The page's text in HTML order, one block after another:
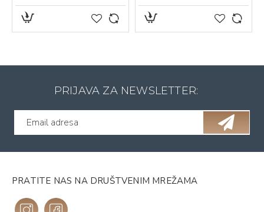
PRIJAVA ZA NEWSLETTER:
PRATITE NAS NA DRUŠTVENIM MREŽAMA